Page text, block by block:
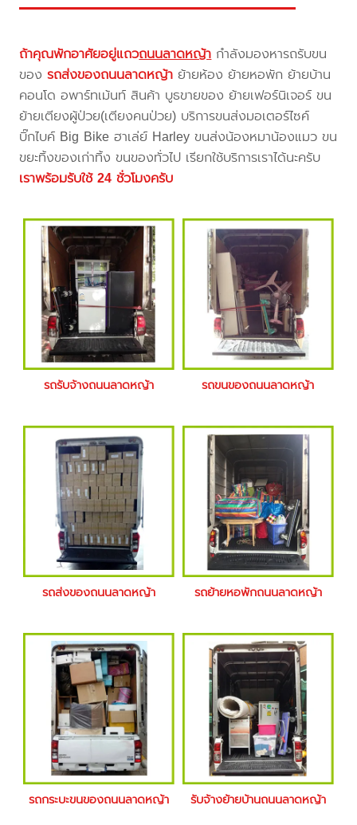
ถ้าคุณพักอาศัยอยู่แถวถนนลาดหญ้า กำลังมองหารถรับขน
ของรถส่งของถนนลาดหญ้า ย้ายห้อง ย้ายหอพัก ย้ายบ้าน
คอนโด อพาร์ทเม้นท์ สินค้า บูธขายของ ย้ายเฟอร์นิเจอร์ ขน
ย้ายเตียงผู้ป่วย(เตียงคนป่วย) บริการขนส่งมอเตอร์ไซค์
บิ๊กไบค์ Big Bike ฮาเล่ย์ Harley ขนส่งน้องหมาน้องแมว ขน
ขยะทิ้งของเก่าทิ้ง ขนของทั่วไป เรียกใช้บริการเราได้นะครับ
เราพร้อมรับใช้ 24 ชั่วโมงครับ
รถรับจ้างถนนลาดหญ้า รถขนของถนนลาดหญ้า
รถส่งของถนนลาดหญ้า รถย้ายหอพักถนนลาดหญ้า
รถกระบะขนของถนนลาดหญ้า รับจ้างย้ายบ้านถนนลาดหญ้า